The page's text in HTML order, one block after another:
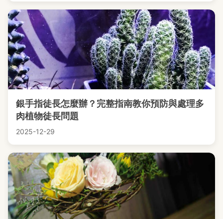
銀手指徒長怎麼辦？完整指南教你預防與處理多
肉植物徒長問題
2025-12-29